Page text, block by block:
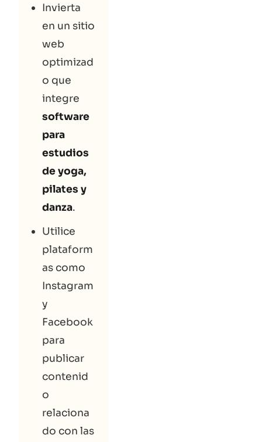
Invierta
en un sitio
web
optimizad
o que
integre
software
para
estudios
de yoga,
pilates y
danza.
Utilice
plataform
as como
Instagram
y
Facebook
para
publicar
contenid
o
relaciona
do con las